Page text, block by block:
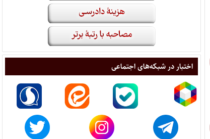
اختبار در شبکه‌های اجتماعی